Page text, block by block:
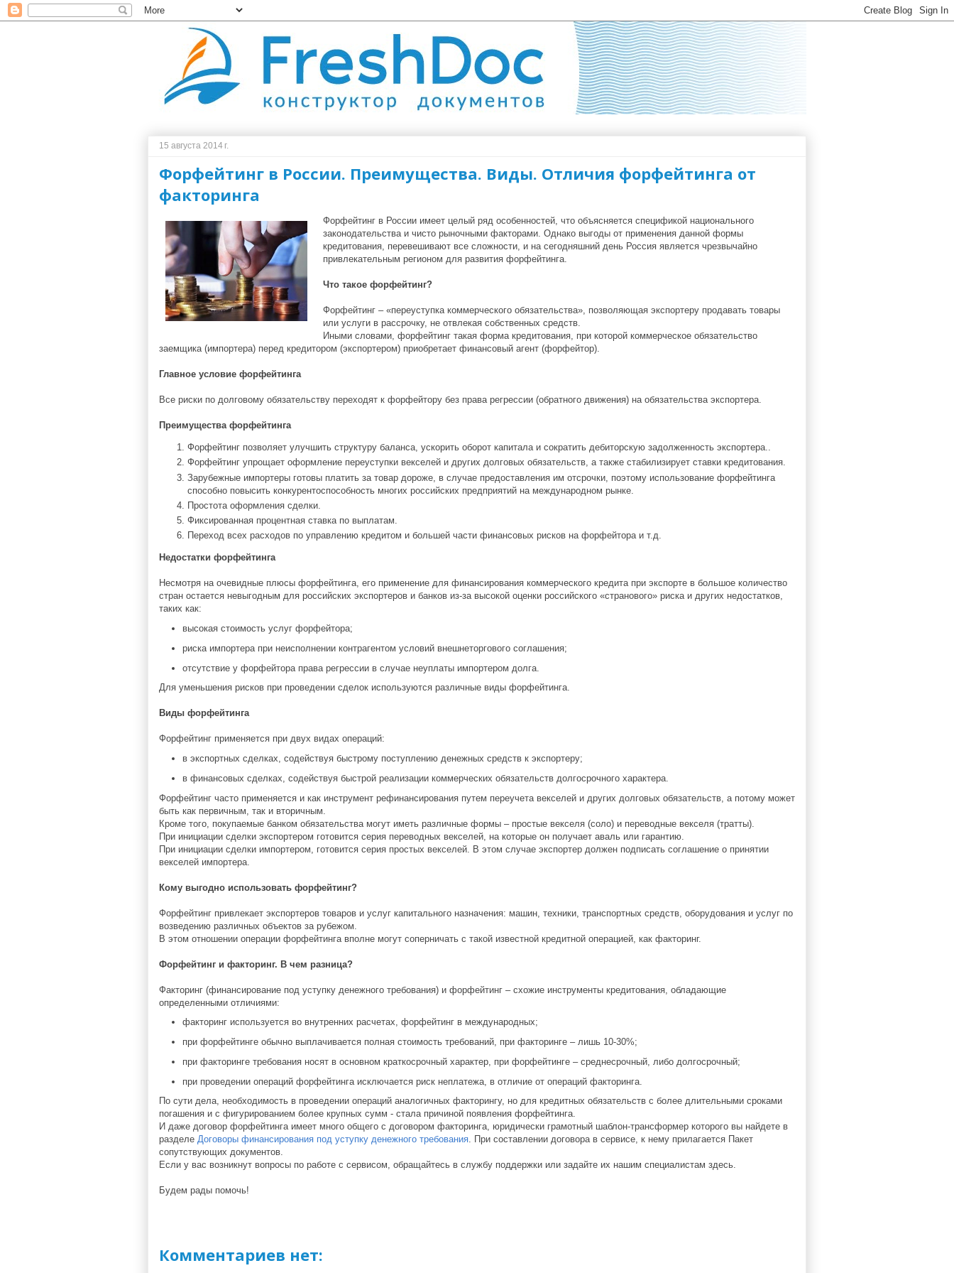
15 августа 2014 г.
Форфейтинг в России. Преимущества. Виды. Отличия форфейтинга от
факторинга
Форфейтинг в России имеет целый ряд особенностей, что объясняется спецификой национального
законодательства и чисто рыночными факторами. Однако выгоды от применения данной формы
кредитования, перевешивают все сложности, и на сегодняшний день Россия является чрезвычайно
привлекательным регионом для развития форфейтинга.
Что такое форфейтинг?
Форфейтинг – «переуступка коммерческого обязательства», позволяющая экспортеру продавать товары
или услуги в рассрочку, не отвлекая собственных средств.
Иными словами, форфейтинг такая форма кредитования, при которой коммерческое обязательство
заемщика (импортера) перед кредитором (экспортером) приобретает финансовый агент (форфейтор).
Главное условие форфейтинга
Все риски по долговому обязательству переходят к форфейтору без права регрессии (обратного движения) на обязательства экспортера.
Преимущества форфейтинга
Форфейтинг позволяет улучшить структуру баланса, ускорить оборот капитала и сократить дебиторскую задолженность экспортера..
Форфейтинг упрощает оформление переуступки векселей и других долговых обязательств, а также стабилизирует ставки кредитования.
Зарубежные импортеры готовы платить за товар дороже, в случае предоставления им отсрочки, поэтому использование форфейтинга
способно повысить конкурентоспособность многих российских предприятий на международном рынке.
Простота оформления сделки.
Фиксированная процентная ставка по выплатам.
Переход всех расходов по управлению кредитом и большей части финансовых рисков на форфейтора и т.д.
Недостатки форфейтинга
Несмотря на очевидные плюсы форфейтинга, его применение для финансирования коммерческого кредита при экспорте в большое количество
стран остается невыгодным для российских экспортеров и банков из-за высокой оценки российского «странового» риска и других недостатков,
таких как:
высокая стоимость услуг форфейтора;
риска импортера при неисполнении контрагентом условий внешнеторгового соглашения;
отсутствие у форфейтора права регрессии в случае неуплаты импортером долга.
Для уменьшения рисков при проведении сделок используются различные виды форфейтинга.
Виды форфейтинга
Форфейтинг применяется при двух видах операций:
в экспортных сделках, содействуя быстрому поступлению денежных средств к экспортеру;
в финансовых сделках, содействуя быстрой реализации коммерческих обязательств долгосрочного характера.
Форфейтинг часто применяется и как инструмент рефинансирования путем переучета векселей и других долговых обязательств, а потому может
быть как первичным, так и вторичным.
Кроме того, покупаемые банком обязательства могут иметь различные формы – простые векселя (соло) и переводные векселя (тратты).
При инициации сделки экспортером готовится серия переводных векселей, на которые он получает аваль или гарантию.
При инициации сделки импортером, готовится серия простых векселей. В этом случае экспортер должен подписать соглашение о принятии
векселей импортера.
Кому выгодно использовать форфейтинг?
Форфейтинг привлекает экспортеров товаров и услуг капитального назначения: машин, техники, транспортных средств, оборудования и услуг по
возведению различных объектов за рубежом.
В этом отношении операции форфейтинга вполне могут соперничать с такой известной кредитной операцией, как факторинг.
Форфейтинг и факторинг. В чем разница?
Факторинг (финансирование под уступку денежного требования) и форфейтинг – схожие инструменты кредитования, обладающие
определенными отличиями:
факторинг используется во внутренних расчетах, форфейтинг в международных;
при форфейтинге обычно выплачивается полная стоимость требований, при факторинге – лишь 10-30%;
при факторинге требования носят в основном краткосрочный характер, при форфейтинге – среднесрочный, либо долгосрочный;
при проведении операций форфейтинга исключается риск неплатежа, в отличие от операций факторинга.
По сути дела, необходимость в проведении операций аналогичных факторингу, но для кредитных обязательств с более длительными сроками
погашения и с фигурированием более крупных сумм - стала причиной появления форфейтинга.
И даже договор форфейтинга имеет много общего с договором факторинга, юридически грамотный шаблон-трансформер которого вы найдете в
разделе Договоры финансирования под уступку денежного требования. При составлении договора в сервисе, к нему прилагается Пакет
сопутствующих документов.
Если у вас возникнут вопросы по работе с сервисом, обращайтесь в службу поддержки или задайте их нашим специалистам здесь.
Будем рады помочь!
Комментариев нет: